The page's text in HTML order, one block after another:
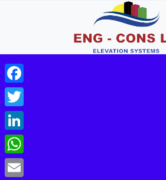
Facebook
Twitter
LinkedIn
WhatsApp